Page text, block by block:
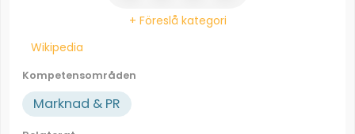
+ Föreslå kategori
Wikipedia
Kompetensområden
Marknad & PR